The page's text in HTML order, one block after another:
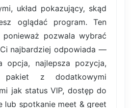
układ pokazujący, skąd
oglądać program. Ten
pozwala wybrać
najbardziej odpowiada —
opcja, najlepsza pozycja,
z dodatkowymi
jak status VIP, dostęp do
lub spotkanie meet & greet